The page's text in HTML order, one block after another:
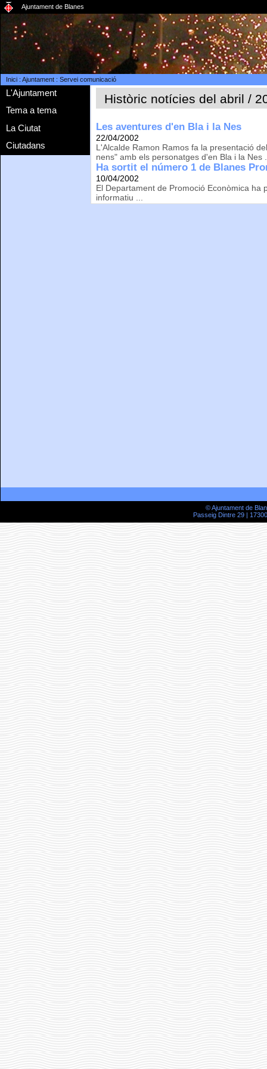
Ajuntament de Blanes
Inici: Ajuntament: Servei comunicació
L'Ajuntament
Tema a tema
La Ciutat
Ciutadans
Històric notícies del abril /
Les aventures d'en Bla i la Nes
22/04/2002
L'Alcalde Ramon Ramos fa la presentació
nens" amb els personatges d'en Bla i la Nes
Ha sortit el número 1 de Blanes
10/04/2002
El Departament de Promoció Econòmica ha
informatiu ...
© Ajuntament de
Passeig Dintre 29 |